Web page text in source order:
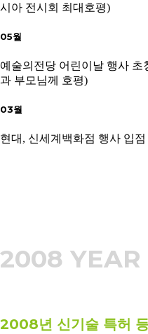
시아 전시회 최대호평)
05월
예술의전당 어린이날 행사
과 부모님께 호평)
03월
현대, 신세계백화점 행사 입점
2008 YEAR
2008년 신기술 특허